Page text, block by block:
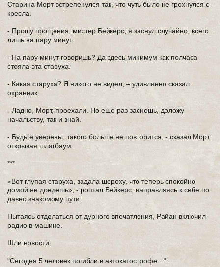
Старина Морт встрепенулся так, что чуть было не грохнулся с
кресла.
- Прошу прощения, мистер Бейкерс, я заснул случайно, всего
лишь на пару минут.
- На пару минут говоришь? Да здесь минимум как полчаса
стояла эта старуха.
- Какая старуха? Я никого не видел, – удивленно сказал
охранник.
- Ладно, Морт, проехали. Но еще раз заснешь, доложу
начальству, так и знай.
- Будьте уверены, такого больше не повторится, - сказал Морт,
открывая шлагбаум.
***
«Вот глупая старуха, задала шороху, что теперь спокойно
домой не доедешь», - роптал Бейкерс, направляясь к себе по
давно знакомому пути.
Пытаясь отделаться от дурного впечатления, Райан включил
радио в машине.
Шли новости:
"Сегодня 5 человек погибли в автокатострофе…"